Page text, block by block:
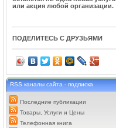
или акция любой организации.
ПОДЕЛИТЕСЬ С ДРУЗЬЯМИ
RSS каналы сайта - подписка
Последние публикации
Товары, Услуги и Цены
Телефонная книга